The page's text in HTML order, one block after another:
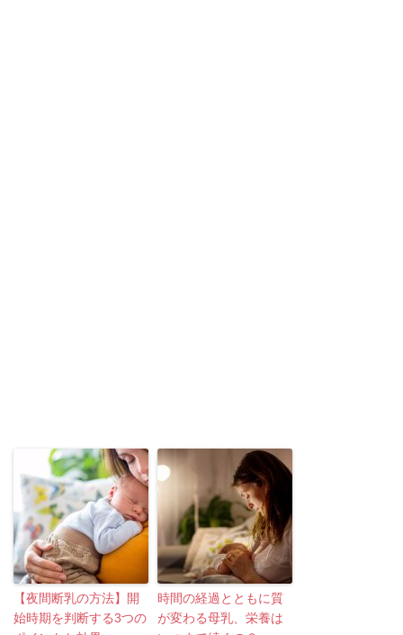
【夜間断乳の方法】開
始時期を判断する3つの
時間の経過とともに質
が変わる母乳、栄養は